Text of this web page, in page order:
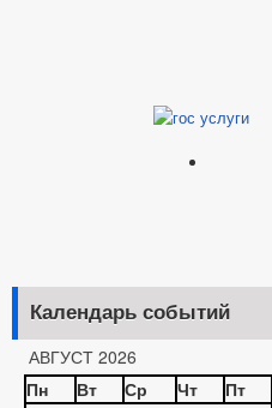
Календарь событий
АВГУСТ 2026
Пн
Вт Ср Чт Пт